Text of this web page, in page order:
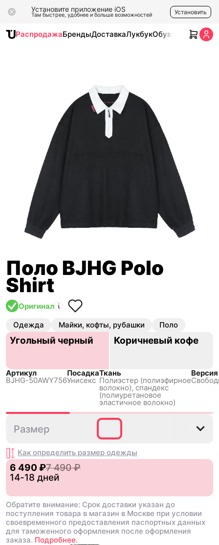
Установите приложение iOS
Там быстрее, удобнее и больше возможностей Установить
РаспродажаБрендыДоставкаЛукбукОбувь Одежда
Поло BJHG Polo
Shirt
Оригинал
Одежда Майки, кофты, рубашки Поло
Угольный черный Коричневый кофе
Артикул
BJHG-50AWY756
Посадка
Унисекс
Ткань
Полиэстер (полиэфирное
волокно), спандекс
(полиуретановое
эластичное волокно)
Версия
Размер
Как определить размер одежды
6 490 ₽7 490 ₽
14-18 дней
Обратите внимание: Срок доставки указан до
поступления товара в магазин в Москве при условии
своевременного предоставления паспортных данных
для таможенного оформления после оформления
заказа. Подробнее.